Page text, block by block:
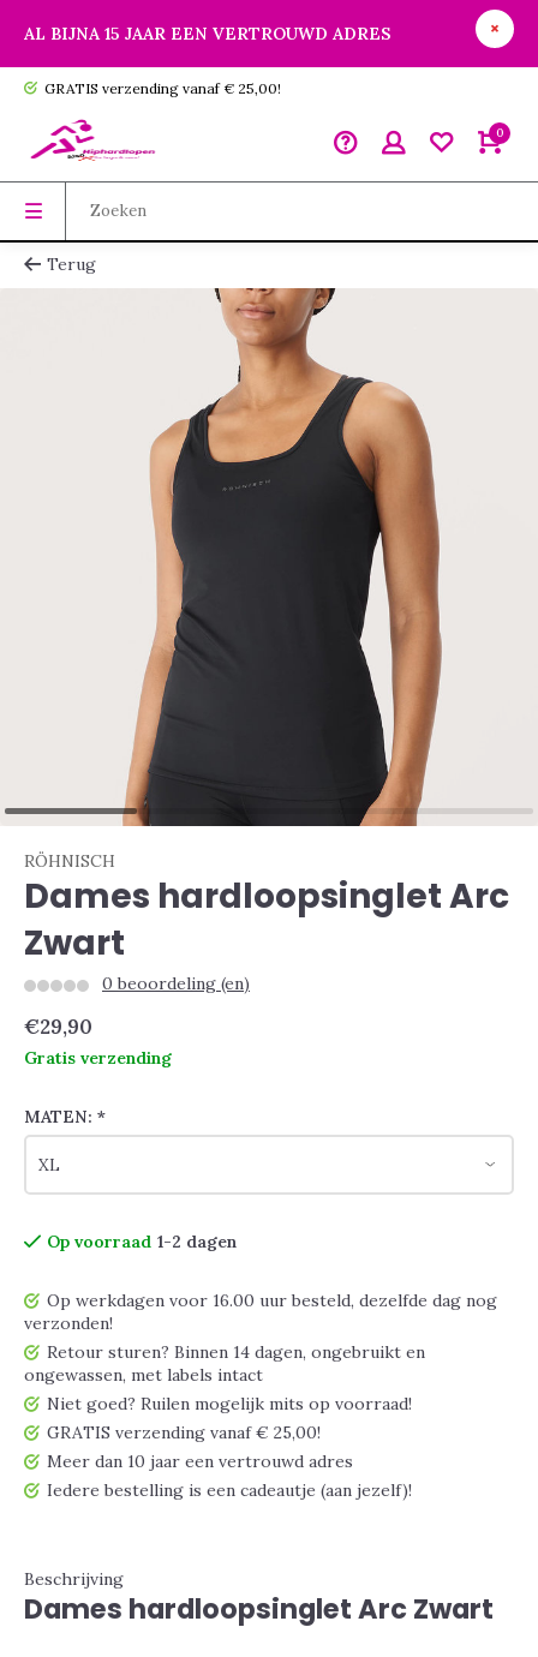
AL BIJNA 15 JAAR EEN VERTROUWD ADRES
GRATIS verzending vanaf € 25,00!
0
Terug
RÖHNISCH
Dames hardloopsinglet Arc
Zwart
0 beoordeling (en)
€29,90
Gratis verzending
MATEN: *
Op voorraad 1-2 dagen
Op werkdagen voor 16.00 uur besteld, dezelfde dag nog
verzonden!
Retour sturen? Binnen 14 dagen, ongebruikt en
ongewassen, met labels intact
Niet goed? Ruilen mogelijk mits op voorraad!
GRATIS verzending vanaf € 25,00!
Meer dan 10 jaar een vertrouwd adres
Iedere bestelling is een cadeautje (aan jezelf)!
Beschrijving
Dames hardloopsinglet Arc Zwart